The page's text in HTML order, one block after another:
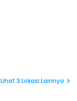
Lihat 3 Lokasi Lainnya